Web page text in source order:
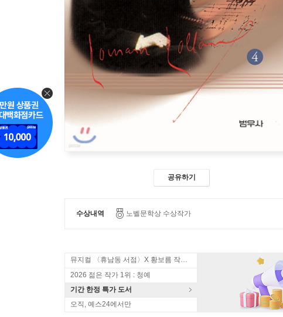
공유하기
수상내역 노벨문학상 수상작가
뮤지컬 〈휴남동 서점〉X 황보름 작가 북토크
2026 젊은 작가 1위 : 청예
기간 한정 특가 도서
오직, 예스24에서만